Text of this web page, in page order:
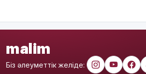
malim
Біз әлеуметтік желіде: